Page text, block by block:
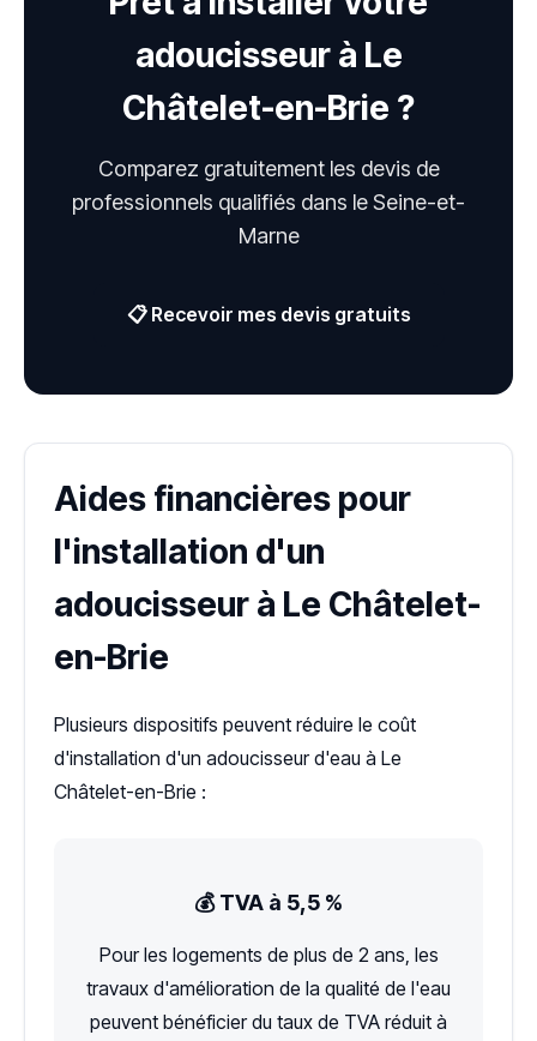
adoucisseur à Le
Châtelet-en-Brie ?
Comparez gratuitement les devis de
professionnels qualifiés dans le Seine-et-
Marne
📋 Recevoir mes devis gratuits
Aides financières pour
l'installation d'un
adoucisseur à Le Châtelet-
en-Brie
Plusieurs dispositifs peuvent réduire le coût
d'installation d'un adoucisseur d'eau à Le
Châtelet-en-Brie :
💰 TVA à 5,5 %
Pour les logements de plus de 2 ans, les
travaux d'amélioration de la qualité de l'eau
peuvent bénéficier du taux de TVA réduit à